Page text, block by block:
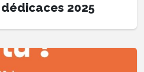
2025